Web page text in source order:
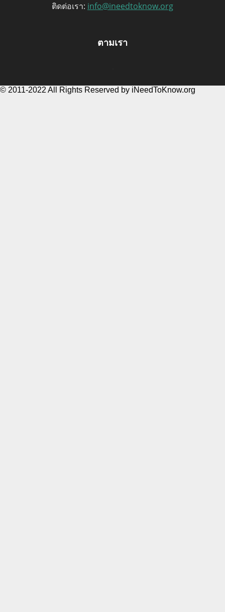
ติดต่อเรา: info@ineedtoknow.org
ตามเรา
© 2011-2022 All Rights Reserved by iNeedToKnow.org